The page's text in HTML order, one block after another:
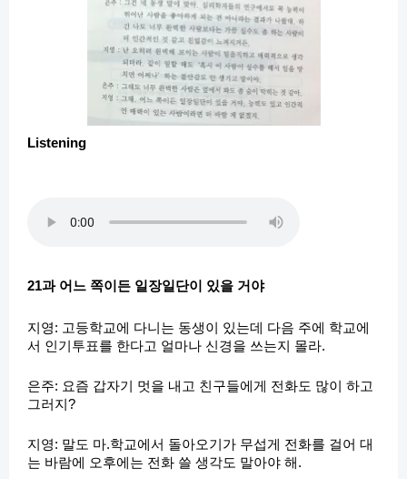
Listening
21과 어느 쪽이든 일장일단이 있을 거야
지영: 고등학교에 다니는 동생이 있는데 다음 주에 학교에
서 인기투표를 한다고 얼마나 신경을 쓰는지 몰라.
은주: 요즘 갑자기 멋을 내고 친구들에게 전화도 많이 하고
그러지?
지영: 말도 마.학교에서 돌아오기가 무섭게 전화를 걸어 대
는 바람에 오후에는 전화 쓸 생각도 말아야 해.